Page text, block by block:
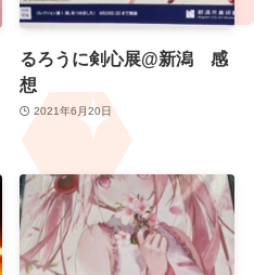
るろうに剣心展@新潟 感
想
2021年6月20日